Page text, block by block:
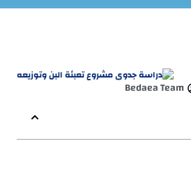
Bedaea Team